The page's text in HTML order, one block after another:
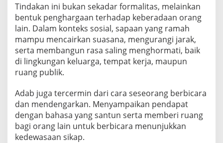
Tindakan ini bukan sekadar formalitas, melainkan
bentuk penghargaan terhadap keberadaan orang
lain. Dalam konteks sosial, sapaan yang ramah
mampu mencairkan suasana, mengurangi jarak,
serta membangun rasa saling menghormati, baik
di lingkungan keluarga, tempat kerja, maupun
ruang publik.
Adab juga tercermin dari cara seseorang berbicara
dan mendengarkan. Menyampaikan pendapat
dengan bahasa yang santun serta memberi ruang
bagi orang lain untuk berbicara menunjukkan
kedewasaan sikap.